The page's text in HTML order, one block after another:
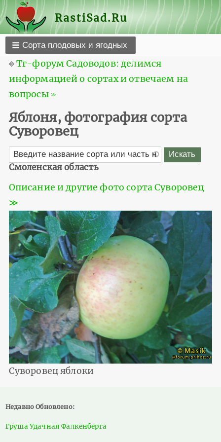
RastiSad.Ru
Сорта плодовых и ягодных
⎆Тг-форум Садоводов: делимся
информацией о сортах и отвечаем на
вопросы ≫
Яблоня, фотография сорта
Суворовец
Смоленская область
Описание и другие фото сорта Суворовец
≫
Суворовец яблоки
Недавно Обновлено:
Груша Удачная Фалкенберга